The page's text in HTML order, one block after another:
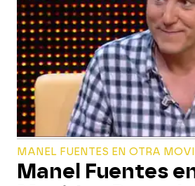
MANEL FUENTES EN OTRA
Manel Fuentes